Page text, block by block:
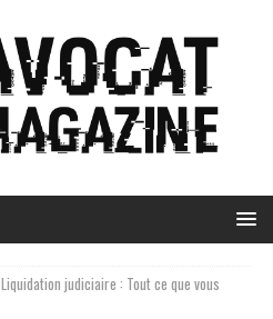
Liquidation judiciaire : Tout ce que vous